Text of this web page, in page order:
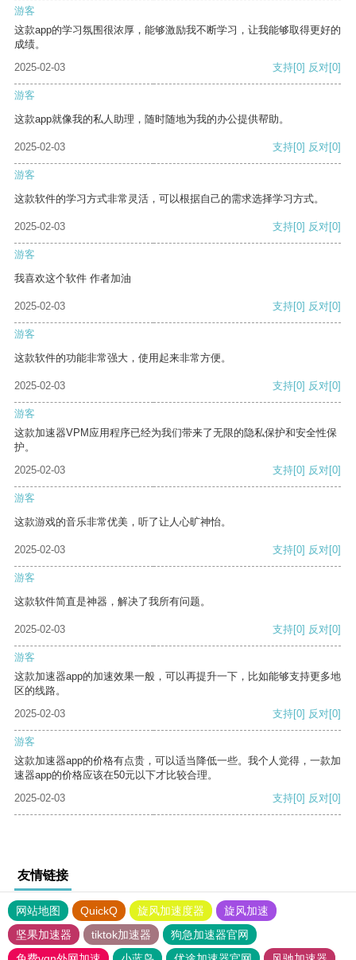
游客
这款app的学习氛围很浓厚，能够激励我不断学习，让我能够取得更好的
成绩。
2025-02-03
支持[0] 反对[0]
游客
这款app就像我的私人助理，随时随地为我的办公提供帮助。
2025-02-03 支持[0] 反对[0]
游客
这款软件的学习方式非常灵活，可以根据自己的需求选择学习方式。
2025-02-03 支持[0] 反对[0]
游客
我喜欢这个软件 作者加油
2025-02-03 支持[0] 反对[0]
游客
这款软件的功能非常强大，使用起来非常方便。
2025-02-03 支持[0] 反对[0]
游客
这款加速器VPM应用程序已经为我们带来了无限的隐私保护和安全性保
护。
2025-02-03
支持[0] 反对[0]
游客
这款游戏的音乐非常优美，听了让人心旷神怡。
2025-02-03 支持[0] 反对[0]
游客
这款软件简直是神器，解决了我所有问题。
2025-02-03 支持[0] 反对[0]
游客
这款加速器app的加速效果一般，可以再提升一下，比如能够支持更多地
区的线路。
2025-02-03
支持[0] 反对[0]
游客
这款加速器app的价格有点贵，可以适当降低一些。我个人觉得，一款加
速器app的价格应该在50元以下才比较合理。
2025-02-03
支持[0] 反对[0]
友情链接
网站地图 QuickQ 旋风加速度器
旋风加速
坚果加速器
tiktok加速器
狗急加速器官网